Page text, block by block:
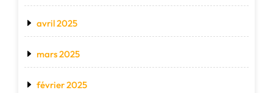
avril 2025
mars 2025
février 2025